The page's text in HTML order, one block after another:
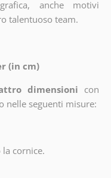
anche motivi
talentuoso team.
(in cm)
dimensioni con
nelle seguenti misure:
cornice.